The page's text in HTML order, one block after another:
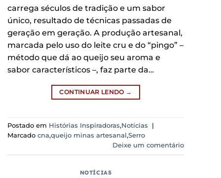
carrega séculos de tradição e um sabor
único, resultado de técnicas passadas de
geração em geração. A produção artesanal,
marcada pelo uso do leite cru e do “pingo” –
método que dá ao queijo seu aroma e
sabor característicos –, faz parte da…
CONTINUAR LENDO →
Postado em Histórias Inspiradoras,Notícias
|
Marcado cna,queijo minas artesanal,Serro
Deixe um comentário
NOTÍCIAS